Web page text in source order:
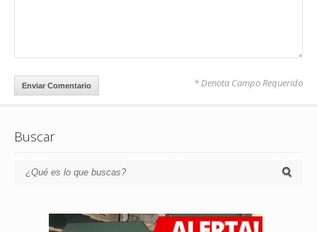
* Denota Campo Requerido
Buscar